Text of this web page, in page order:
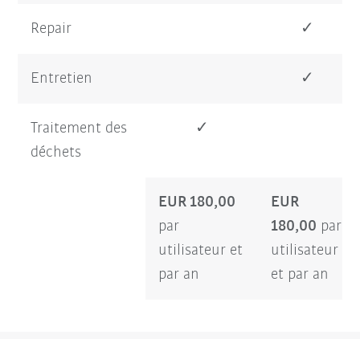
Repair ✓
Entretien ✓
Traitement des
déchets
✓
EUR 180,00
par
utilisateur et
par an
EUR
180,00 par
utilisateur
et par an